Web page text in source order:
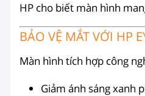
HP cho biết màn hình
BẢO VỆ MẮT VỚI HP
Màn hình tích hợp công
Giảm ánh sáng xanh